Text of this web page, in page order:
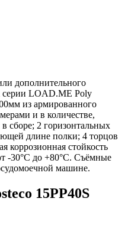
дополнительного
серии LOAD.ME Poly
из армированного
и в количестве,
сборе; 2 горизонтальных
длине полки; 4 торцов
коррозионная стойкость
-30°С до +80°С. Съёмные
машине.
15PP40S